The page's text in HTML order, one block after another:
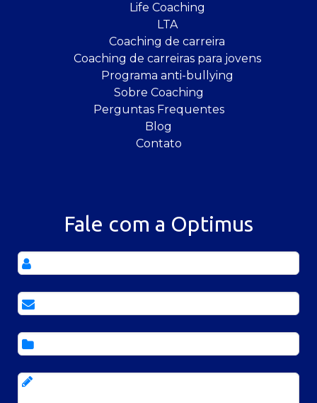
Life Coaching
LTA
Coaching de carreira
Coaching de carreiras para jovens
Programa anti-bullying
Sobre Coaching
Perguntas Frequentes
Blog
Contato
Fale com a Optimus